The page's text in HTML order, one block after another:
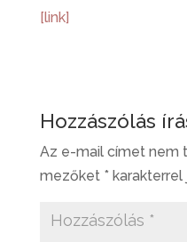
[link]
Hozzászólás
Az e-mail címet nem
mezőket *karakterrel